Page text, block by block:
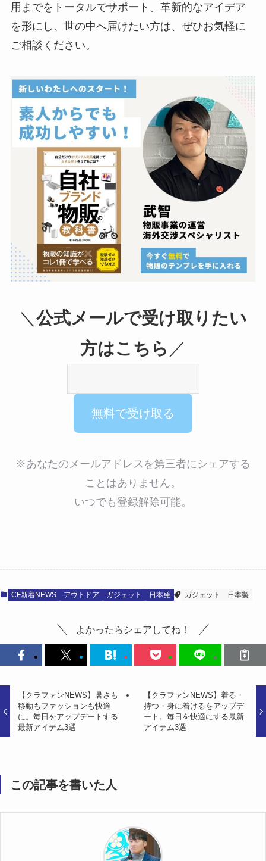
用までをトータルでサポート。革新的なアイデア
を形にし、世の中へ届けたい方は、ぜひお気軽に
ご相談ください。
＼ 公式メールで受け取りたい
方はこちら ／
※あなたのメールアドレスを第三者にシェアする
ことはありません。
いつでも登録解除可能。
CF新着NEWS アウトドア ガジェット 日本発 ガジェット 日本製
よかったらシェアしてね！
【クラファンNEWS】暑さも
移動もファッションも快適
に。毎日をアップデートする
最新アイテム3選
【クラファンNEWS】着る・
持つ・身に着けるをアップデ
ート。毎日を快適にする最新
アイテム3選
この記事を書いた人